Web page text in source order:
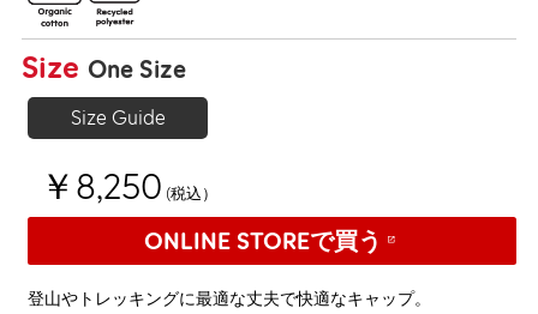
Size One Size
Size Guide
￥8,250 (税込）
ONLINE STOREで買う
登山やトレッキングに最適な丈夫で快適なキャップ。